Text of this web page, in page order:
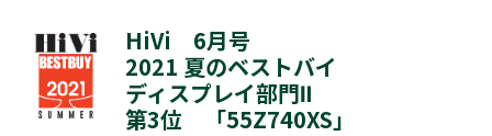
HiVi 6月号
2021 夏のベストバイ
ディスプレイ部門Ⅱ
第3位 「55Z740XS」